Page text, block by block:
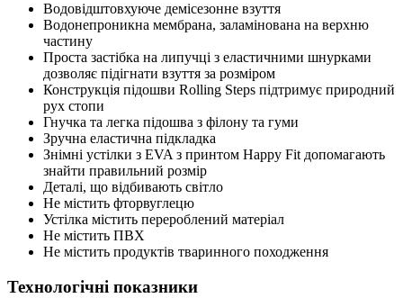
Водовідштовхуюче демісезонне взуття
Водонепроникна мембрана, заламінована на верхню
частину
Проста застібка на липучці з еластичними шнурками
дозволяє підігнати взуття за розміром
Конструкція підошви Rolling Steps підтримує природний
рух стопи
Гнучка та легка підошва з філону та гуми
Зручна еластична підкладка
Знімні устілки з EVA з принтом Happy Fit допомагають
знайти правильний розмір
Деталі, що відбивають світло
Не містить фторвуглецю
Устілка містить перероблений матеріал
Не містить ПВХ
Не містить продуктів тваринного походження
Технологічні показники